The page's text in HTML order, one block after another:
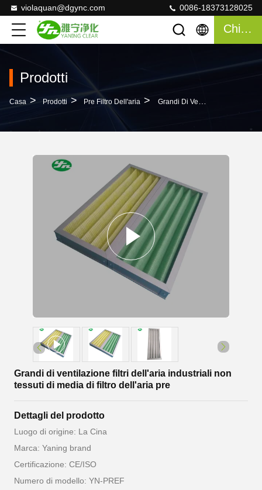
violaquan@dgync.com 0086-18373128025
Chiacchierata
Prodotti
Casa > Prodotti > Pre Filtro Dell'aria > Grandi Di Ventilazione Filtri Dell'aria Industriali Non Tessuti Di Media Di Filtro Dell'aria Pre
Grandi di ventilazione filtri dell'aria industriali non
tessuti di media di filtro dell'aria pre
Dettagli del prodotto
Luogo di origine: La Cina
Marca: Yaning brand
Certificazione: CE/ISO
Numero di modello: YN-PREF